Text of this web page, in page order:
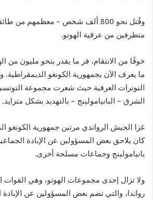
وقُتل نحو 800 ألف شخص – معظمهم من
متطرفين من عرقية الهوتو.
خوفًا من الانتقام، فر ما يقدر بنحو مليون من
ما يعرف الآن بجمهورية الكونغو الديمقراطية.
التوترات العرقية حيث شعرت مجموعة
الشرق – البانيامولينج – بالتهديد بشكل متزايد.
غزا الجيش الرواندي مرتين جمهورية الكونغو
كان يلاحق بعض المسؤولين عن الإبادة
بانيامولينج وجماعات مسلحة أخرى.
ولا تزال إحدى مجموعات الهوتو، وهي القوات
رواندا، والتي تضم بعض المسؤولين عن الإبادة